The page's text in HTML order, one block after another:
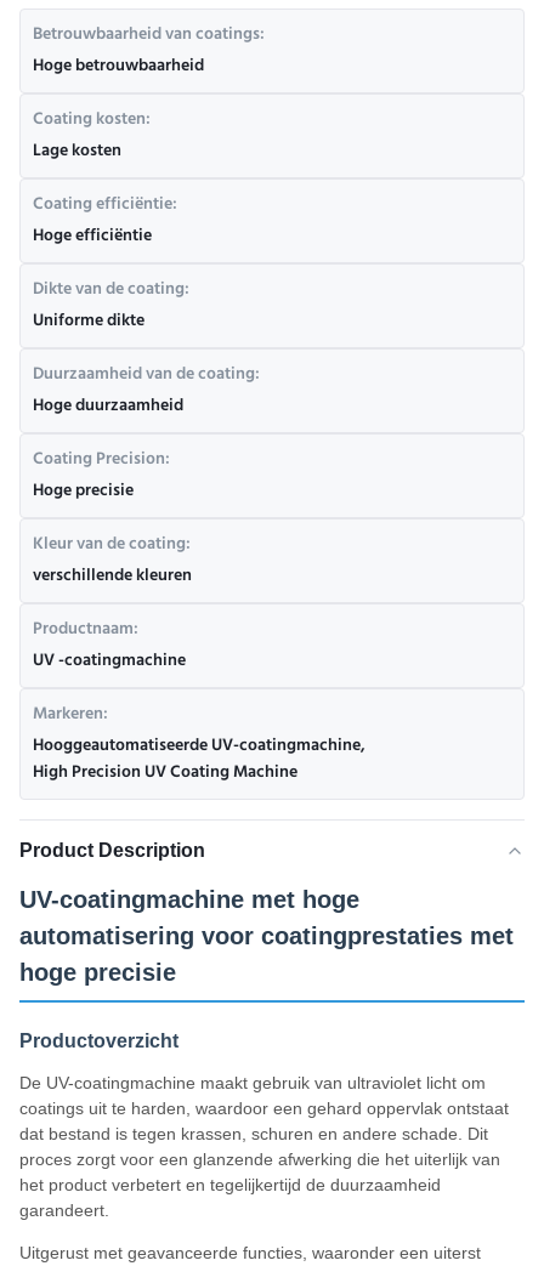
Betrouwbaarheid van coatings:
Hoge betrouwbaarheid
Coating kosten:
Lage kosten
Coating efficiëntie:
Hoge efficiëntie
Dikte van de coating:
Uniforme dikte
Duurzaamheid van de coating:
Hoge duurzaamheid
Coating Precision:
Hoge precisie
Kleur van de coating:
verschillende kleuren
Productnaam:
UV -coatingmachine
Markeren:
Hooggeautomatiseerde UV-coatingmachine,
High Precision UV Coating Machine
Product Description
UV-coatingmachine met hoge
automatisering voor coatingprestaties met
hoge precisie
Productoverzicht
De UV-coatingmachine maakt gebruik van ultraviolet licht om
coatings uit te harden, waardoor een gehard oppervlak ontstaat
dat bestand is tegen krassen, schuren en andere schade. Dit
proces zorgt voor een glanzende afwerking die het uiterlijk van
het product verbetert en tegelijkertijd de duurzaamheid
garandeert.
Uitgerust met geavanceerde functies, waaronder een uiterst